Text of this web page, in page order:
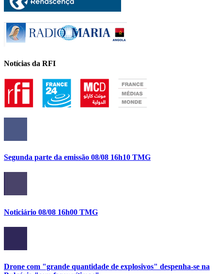
Notícias da RFI
Segunda parte da emissão 08/08 16h10 TMG
Noticiário 08/08 16h00 TMG
Drone com "grande quantidade de explosivos" despenha-se na